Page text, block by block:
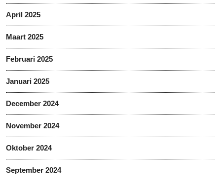
April 2025
Maart 2025
Februari 2025
Januari 2025
December 2024
November 2024
Oktober 2024
September 2024